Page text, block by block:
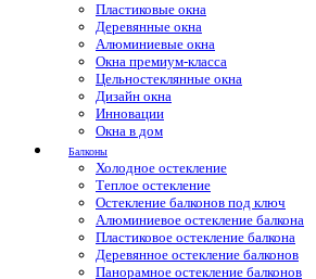
Пластиковые окна
Деревянные окна
Алюминиевые окна
Окна премиум-класса
Цельностеклянные окна
Дизайн окна
Инновации
Окна в дом
Балконы
Холодное остекление
Теплое остекление
Остекление балконов под ключ
Алюминиевое остекление балкона
Пластиковое остекление балкона
Деревянное остекление балконов
Панорамное остекление балконов